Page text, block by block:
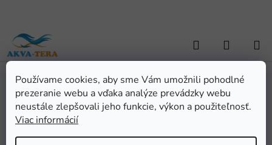
Používame cookies, aby sme Vám umožnili pohodlné
prezeranie webu a vďaka analýze prevádzky webu
neustále zlepšovali jeho funkcie, výkon a použiteľnosť.
Viac informácií
obsah
Hľadať
KOŠÍK
Domov / ZÁHRADNÁ JAZIERKA / Krmivá a doplnky potravy /
Granulovaná - peletovaná / Tommi Ducks & Swans - krmivo pre
vodné vtáctvo, 1,5kg
Tommi Ducks & Swans -